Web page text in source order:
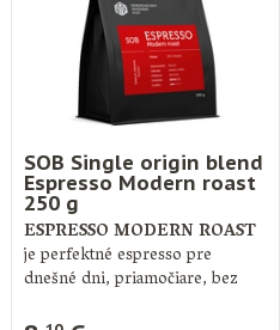
SOB Single origin blend
Espresso Modern roast
250 g
ESPRESSO MODERN ROAST
je perfektné espresso pre
dnešné dni, priamočiare, bez